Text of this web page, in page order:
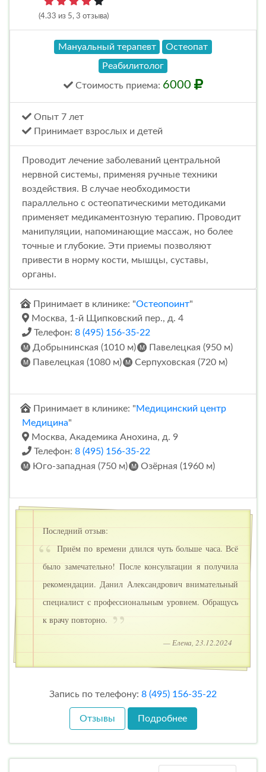
(4.33 из 5, 3 отзыва)
Мануальный терапевт
Остеопат
Реабилитолог
Стоимость приема: 6000
Опыт 7 лет
Принимает взрослых и детей
Проводит лечение заболеваний центральной
нервной системы, применяя ручные техники
воздействия. В случае необходимости
параллельно с остеопатическими методиками
применяет медикаментозную терапию. Проводит
манипуляции, напоминающие массаж, но более
точные и глубокие. Эти приемы позволяют
привести в норму кости, мышцы, суставы,
органы.
Принимает в клинике: "Остеопоинт"
Москва, 1-й Щипковский пер., д. 4
Телефон: 8 (495) 156-35-22
Добрынинская (1010 м)
Павелецкая (950 м)
Павелецкая (1080 м)
Серпуховская (720 м)
Принимает в клинике: "Медицинский центр
Медицина"
Москва, Академика Анохина, д. 9
Телефон: 8 (495) 156-35-22
Юго-западная (750 м)
Озёрная (1960 м)
Последний отзыв:
Приём по времени длился чуть больше часа. Всё
было замечательно! После консультации я получила
рекомендации. Данил Александрович внимательный
специалист с профессиональным уровнем. Обращусь
к врачу повторно.
— Елена, 23.12.2024
Запись по телефону: 8 (495) 156-35-22
Отзывы Подробнее